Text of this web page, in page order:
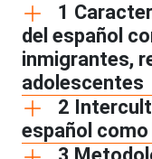
1
del español
inmigrantes,
adolescentes
2
español